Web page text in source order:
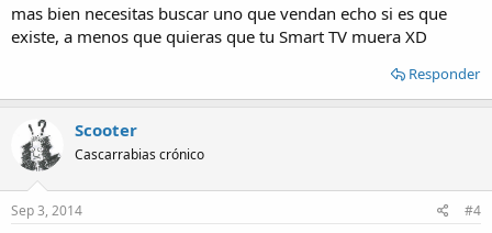
mas bien necesitas buscar uno que vendan echo si es que
existe, a menos que quieras que tu Smart TV muera XD
Responder
Scooter
Cascarrabias crónico
Sep 3, 2014 #4